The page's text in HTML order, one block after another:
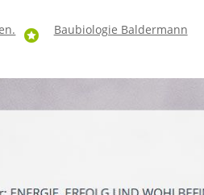
Baubiologie Baldermann